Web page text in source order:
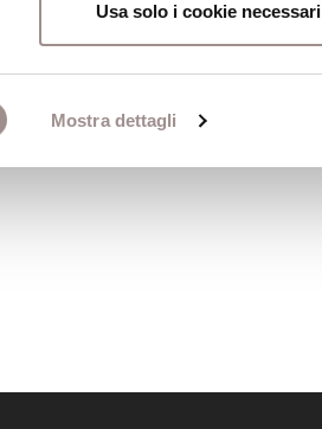
Mostra dettagli
Usa solo i cookie necessari